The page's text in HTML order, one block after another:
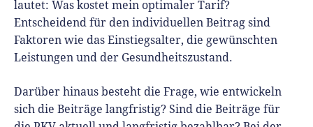
lautet: Was kostet mein optimaler Tarif?
Entscheidend für den individuellen Beitrag sind
Faktoren wie das Einstiegsalter, die gewünschten
Leistungen und der Gesundheitszustand.
Darüber hinaus besteht die Frage, wie entwickeln
sich die Beiträge langfristig? Sind die Beiträge für